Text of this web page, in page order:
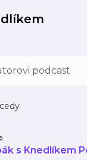
s Knedlíkem